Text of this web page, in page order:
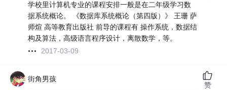
学校里计算机专业的课程安排一般是在二年级学习数
据系统概论。 《数据库系统概论（第四版）》 王珊 萨
师煊 高等教育出版社 前导的课程有 操作系统，数据结
构及算法，高级语言程序设计，离散数学，等。
2017-03-09
街角男孩
赞